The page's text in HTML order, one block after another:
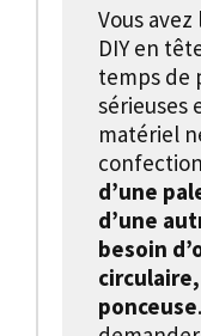
Vous
DIY en
temps de
sérieuses
matériel
d’une
d’une
besoin
ponceuse